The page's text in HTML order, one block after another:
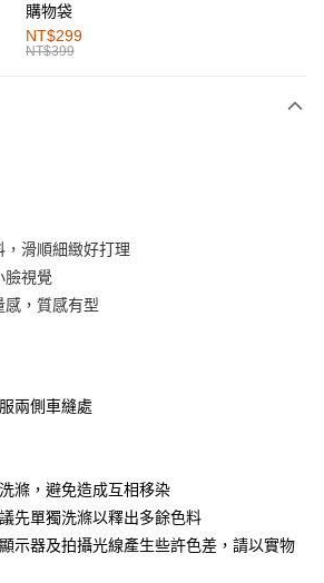
含以上)免運費
含以上)免運費
含以上)免運費
含以上)免運費
含以上)免運費
含以上)免運費
購物袋
NT$299
NT$399
，滑順細緻好打理
臉視覺
感，質感有型
兩側車縫處
滌，避免造成互相移染
先單獨洗滌以釋出多餘色料
示器及拍攝光線產生些許色差，請以實物